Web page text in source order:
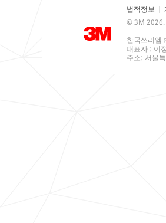
법적정보 |
© 3M 2026.
한국쓰리엠
대표자 : 이
주소: 서울